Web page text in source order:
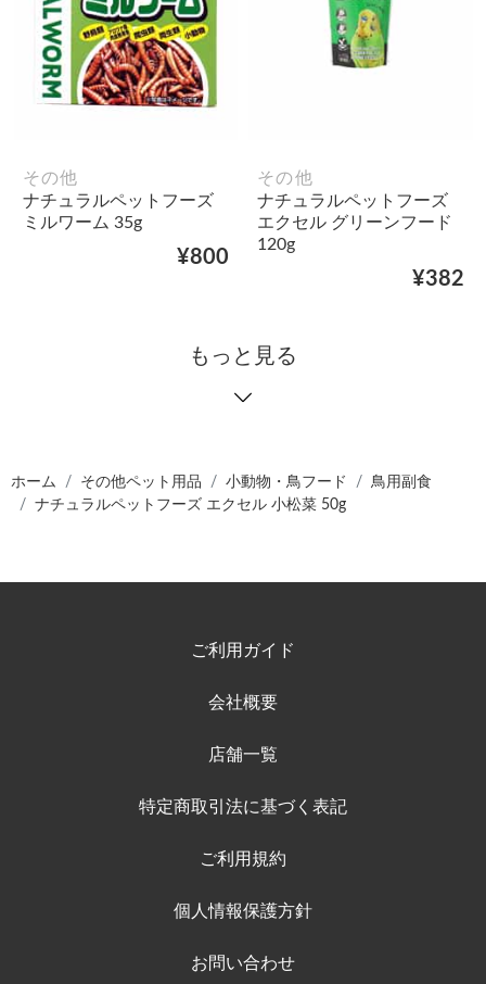
その他
ナチュラルペットフーズ
ミルワーム 35g
¥800
その他
ナチュラルペットフーズ
エクセル グリーンフード
120g
¥382
もっと見る
ホーム その他ペット用品 小動物・鳥フード
鳥用副食
ナチュラルペットフーズ エクセル 小松菜 50g
ご利用ガイド
会社概要
店舗一覧
特定商取引法に基づく表記
ご利用規約
個人情報保護方針
お問い合わせ